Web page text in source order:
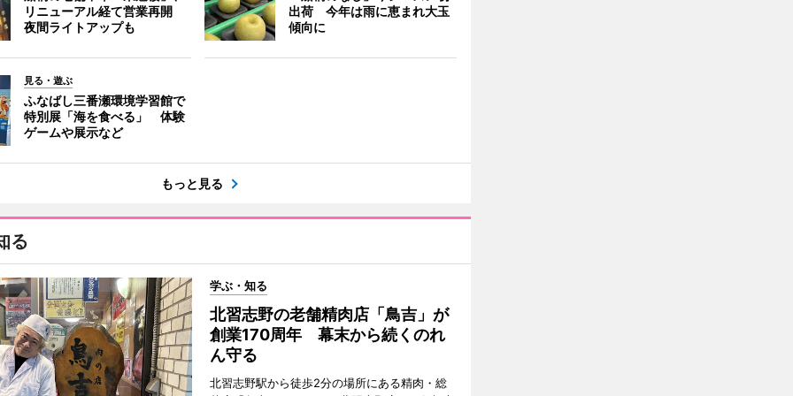
リニューアル経て営業再開
夜間ライトアップも
出荷 今年は雨に恵まれ大玉
傾向に
見る・遊ぶ
ふなばし三番瀬環境学習館で
特別展「海を食べる」 体験
ゲームや展示など
もっと見る
る
学ぶ・知る
北習志野の老舗精肉店「鳥吉」が
創業170周年 幕末から続くのれ
ん守る
北習志野駅から徒歩2分の場所にある精肉・総